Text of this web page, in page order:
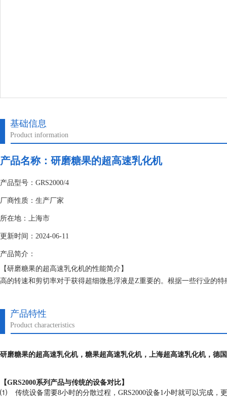
基础信息
Product information
产品名称：研磨糖果的超高速乳化机
产品型号：GRS2000/4
厂商性质：生产厂家
所在地：上海市
更新时间：2024-06-11
产品简介：
【研磨糖果的超高速乳化机的性能简介】
高的转速和剪切率对于获得超细微悬浮液是Z重要的。根据一些行业的
产品特性
Product characteristics
研磨糖果的超高速乳化机，糖果超高速乳化机，上海超高速乳化机，德
【GRS2000系列产品与传统的设备对比】
⑴ 传统设备需要8小时的分散过程， GRS2000设备1小时就可以完成，